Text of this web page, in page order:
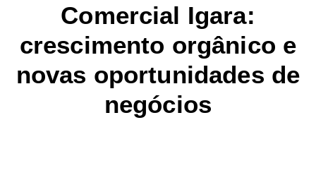
Comercial Igara:
crescimento orgânico e
novas oportunidades de
negócios